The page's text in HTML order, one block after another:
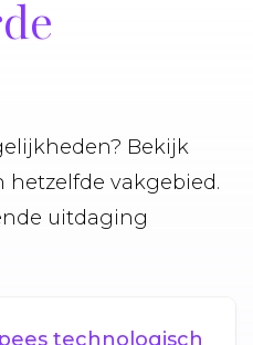
Bekijk
hetzelfde vakgebied.
uitdaging
technologisch